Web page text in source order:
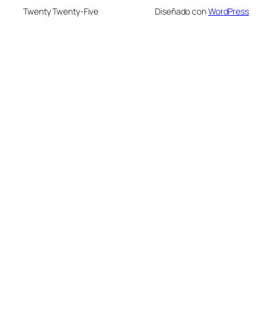
Twenty Twenty-Five Diseñado conWordPress